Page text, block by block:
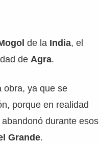
de la India, el
de Agra.
obra, ya que se
porque en realidad
durante esos
Grande.